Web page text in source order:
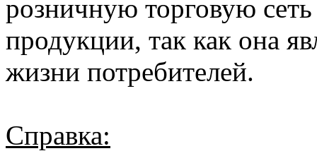
розничную торговую
продукции, так как она
жизни потребителей.
Справка: